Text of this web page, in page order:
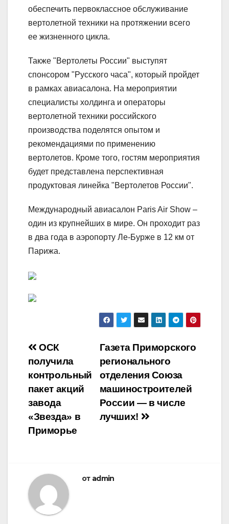
обеспечить первоклассное обслуживание
вертолетной техники на протяжении всего
ее жизненного цикла.
Также "Вертолеты России" выступят
спонсором "Русского часа", который пройдет
в рамках авиасалона. На мероприятии
специалисты холдинга и операторы
вертолетной техники российского
производства поделятся опытом и
рекомендациями по применению
вертолетов. Кроме того, гостям мероприятия
будет представлена перспективная
продуктовая линейка "Вертолетов России".
Международный авиасалон Paris Air Show –
один из крупнейших в мире. Он проходит раз
в два года в аэропорту Ле-Бурже в 12 км от
Парижа.
Навигация
по
записям
Газета Приморского
регионального
отделения Союза
машиностроителей
России — в числе
лучших!
ОСК
получила
контрольный
пакет акций
завода
«Звезда» в
Приморье
от admin